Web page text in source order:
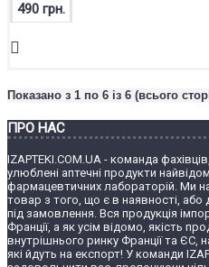
490 грн.
Показано з 1 по 6 із 6 (всього
ПРО НАС
IZAPTEKI.COM.UA - команда
улюблені аптечні продукти
фармацевтичних лабораторій. Ми
товар з того, що є в наявності,
під замовлення. Вся продукція
Франції, а як усім відомо, якість
внутрішнього ринку Франції та ЄС,
які йдуть на експорт! У команди